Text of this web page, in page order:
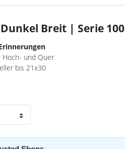
Breit | Serie 100
Hoch- und Quer
bis 21x30